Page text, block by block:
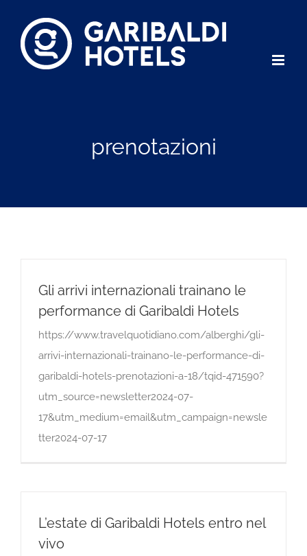
contenuto
prenotazioni
Gli arrivi internazionali trainano le
performance di Garibaldi Hotels
https://www.travelquotidiano.com/alberghi/gli-
arrivi-internazionali-trainano-le-performance-di-
garibaldi-hotels-prenotazioni-a-18/tqid-471590?
utm_source=newsletter2024-07-
17&utm_medium=email&utm_campaign=newsle
tter2024-07-17
L’estate di Garibaldi Hotels entro nel
vivo